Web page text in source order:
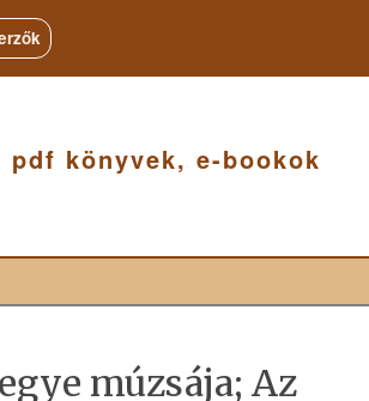
könyvek, e-bookok
múzsája; Az